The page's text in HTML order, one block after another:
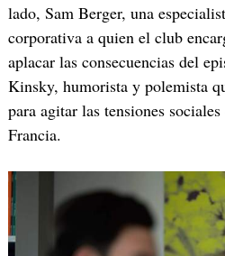
lado, Sam Berger, una
corporativa a quien el club
aplacar las consecuencias del
Kinsky, humorista y polemista
para agitar las tensiones
Francia.